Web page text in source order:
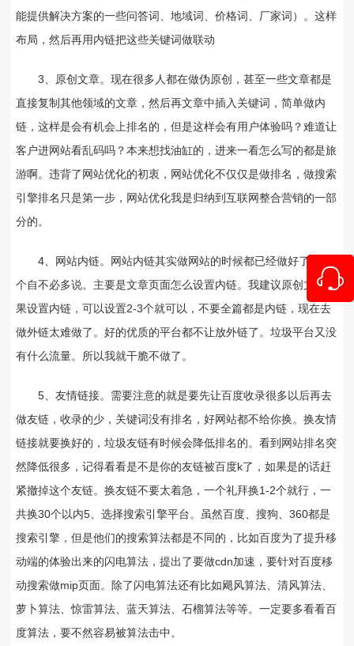
能提供解决方案的一些问答词、地域词、价格词、厂家词）。这样
布局，然后再用内链把这些关键词做联动
3、原创文章。现在很多人都在做伪原创，甚至一些文章都是
直接复制其他领域的文章，然后再文章中插入关键词，简单做内
链，这样是会有机会上排名的，但是这样会有用户体验吗？难道让
客户进网站看乱码吗？本来想找油缸的，进来一看怎么写的都是旅
游啊。违背了网站优化的初衷，网站优化不仅仅是做排名，做搜索
引擎排名只是第一步，网站优化我是归纳到互联网整合营销的一部
分的。
4、网站内链。网站内链其实做网站的时候都已经做好了，这
个自不必多说。主要是文章页面怎么设置内链。我建议原创文章如
果设置内链，可以设置2-3个就可以，不要全篇都是内链，现在去
做外链太难做了。好的优质的平台都不让放外链了。垃圾平台又没
有什么流量。所以我就干脆不做了。
5、友情链接。需要注意的就是要先让百度收录很多以后再去
做友链，收录的少，关键词没有排名，好网站都不给你换。换友情
链接就要换好的，垃圾友链有时候会降低排名的。看到网站排名突
然降低很多，记得看看是不是你的友链被百度k了，如果是的话赶
紧撤掉这个友链。换友链不要太着急，一个礼拜换1-2个就行，一
共换30个以内5、选择搜索引擎平台。虽然百度、搜狗、360都是
搜索引擎，但是他们的搜索算法都是不同的，比如百度为了提升移
动端的体验出来的闪电算法，提出了要做cdn加速，要针对百度移
动搜索做mip页面。除了闪电算法还有比如飓风算法、清风算法、
萝卜算法、惊雷算法、蓝天算法、石榴算法等等。一定要多看看百
度算法，要不然容易被算法击中。